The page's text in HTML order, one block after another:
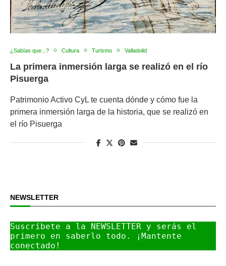
¿Sabías que...? Cultura Turismo Valladolid
La primera inmersión larga se realizó en el río
Pisuerga
Patrimonio Activo CyL te cuenta dónde y cómo fue la
primera inmersión larga de la historia, que se realizó en
el río Pisuerga
NEWSLETTER
Suscríbete a la NEWSLETTER y serás el
primero en saberlo todo. ¡Mantente
conectado!